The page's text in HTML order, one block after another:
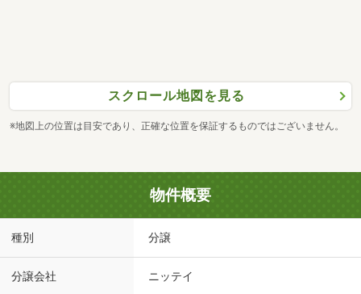
スクロール地図を見る
※地図上の位置は目安であり、正確な位置を保証するものではございません。
物件概要
種別 分譲
分譲会社 ニッテイ